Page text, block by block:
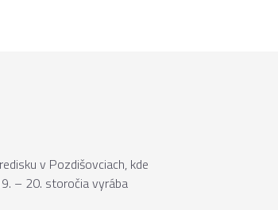
v Pozdišovciach, kde
– 20. storočia vyrába